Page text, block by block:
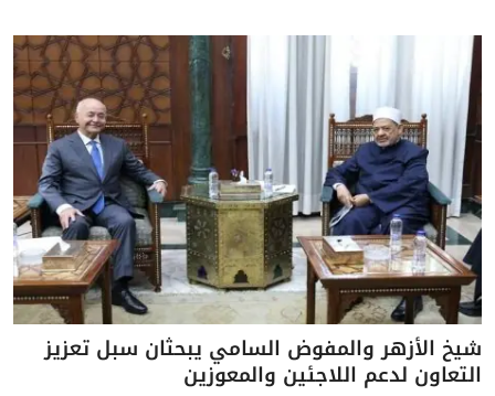
شيخ الأزهر والمفوض السامي يبحثان سبل تعزيز
التعاون لدعم اللاجئين والمعوزين